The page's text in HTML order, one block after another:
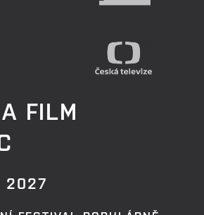
FILM
2027